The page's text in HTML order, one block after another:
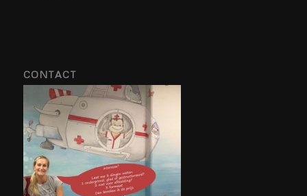
CONTACT